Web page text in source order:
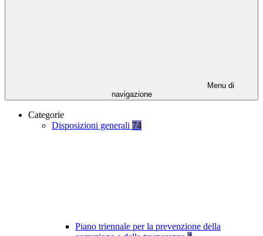
Menu di
navigazione
Categorie
Disposizioni generali 74
Piano triennale per la prevenzione della